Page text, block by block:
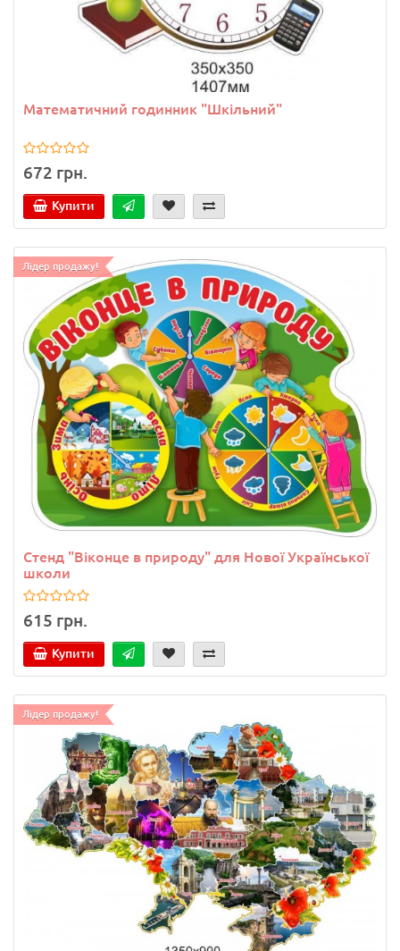
Математичний годинник "Шкільний"
672 грн.
Купити
Лідер продажу!
Стенд "Віконце в природу" для Нової Української
школи
615 грн.
Купити
Лідер продажу!